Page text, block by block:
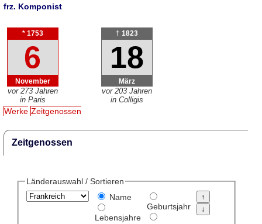
frz. Komponist
* 1753
6
November
vor 273 Jahren
in Paris
† 1823
18
März
vor 203 Jahren
in Colligis
Werke Zeitgenossen
Zeitgenossen
Länderauswahl / Sortieren
Name
Lebensjahre
Geburtsjahr